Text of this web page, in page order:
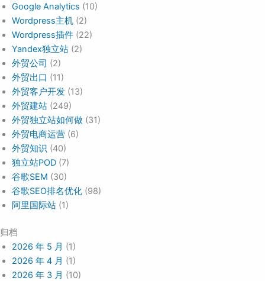
Google Analytics (10)
Wordpress主机 (2)
Wordpress插件 (22)
Yandex独立站 (2)
外贸公司 (2)
外贸出口 (11)
外贸客户开发 (13)
外贸建站 (249)
外贸独立站如何做 (31)
外贸电商运营 (6)
外贸知识 (40)
独立站POD (7)
谷歌SEM (30)
谷歌SEO排名优化 (98)
阿里国际站 (1)
归档
2026 年 5 月 (1)
2026 年 4 月 (1)
2026 年 3 月 (10)